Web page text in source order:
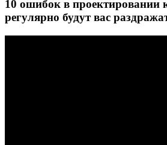
10 ошибок в проектировании
регулярно будут вас